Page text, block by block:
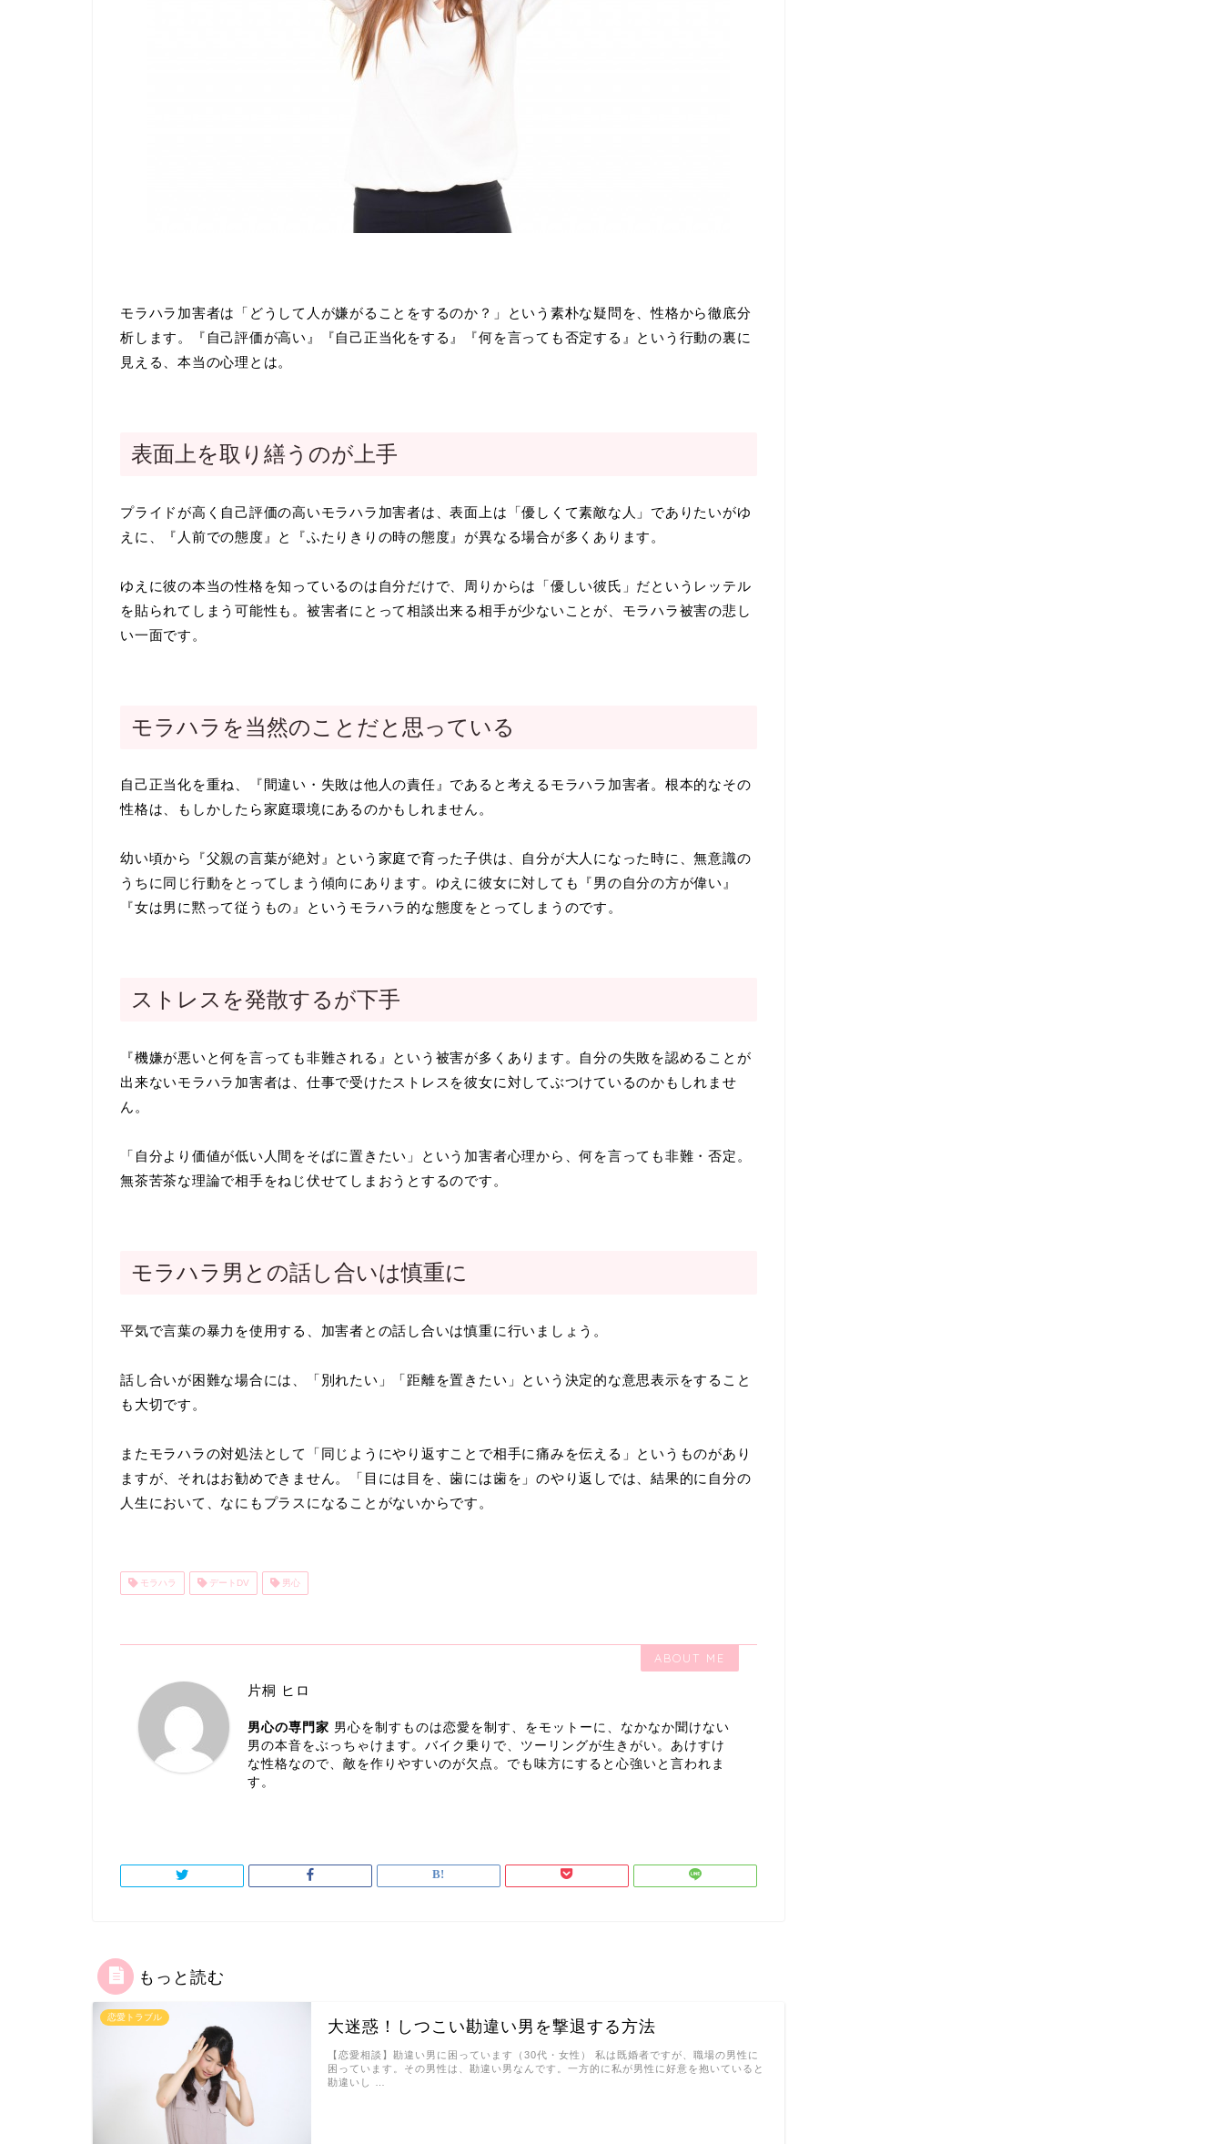
モラハラ加害者は「どうして人が嫌がることをするのか？」という素朴な疑問を、性格から徹底分
析します。『自己評価が高い』『自己正当化をする』『何を言っても否定する』という行動の裏に
見える、本当の心理とは。
表面上を取り繕うのが上手
プライドが高く自己評価の高いモラハラ加害者は、表面上は「優しくて素敵な人」でありたいがゆ
えに、『人前での態度』と『ふたりきりの時の態度』が異なる場合が多くあります。
ゆえに彼の本当の性格を知っているのは自分だけで、周りからは「優しい彼氏」だというレッテル
を貼られてしまう可能性も。被害者にとって相談出来る相手が少ないことが、モラハラ被害の悲し
い一面です。
モラハラを当然のことだと思っている
自己正当化を重ね、『間違い・失敗は他人の責任』であると考えるモラハラ加害者。根本的なその
性格は、もしかしたら家庭環境にあるのかもしれません。
幼い頃から『父親の言葉が絶対』という家庭で育った子供は、自分が大人になった時に、無意識の
うちに同じ行動をとってしまう傾向にあります。ゆえに彼女に対しても『男の自分の方が偉い』
『女は男に黙って従うもの』というモラハラ的な態度をとってしまうのです。
ストレスを発散するが下手
『機嫌が悪いと何を言っても非難される』という被害が多くあります。自分の失敗を認めることが
出来ないモラハラ加害者は、仕事で受けたストレスを彼女に対してぶつけているのかもしれませ
ん。
「自分より価値が低い人間をそばに置きたい」という加害者心理から、何を言っても非難・否定。
無茶苦茶な理論で相手をねじ伏せてしまおうとするのです。
モラハラ男との話し合いは慎重に
平気で言葉の暴力を使用する、加害者との話し合いは慎重に行いましょう。
話し合いが困難な場合には、「別れたい」「距離を置きたい」という決定的な意思表示をすること
も大切です。
またモラハラの対処法として「同じようにやり返すことで相手に痛みを伝える」というものがあり
ますが、それはお勧めできません。「目には目を、歯には歯を」のやり返しでは、結果的に自分の
人生において、なにもプラスになることがないからです。
モラハラ デートDV 男心
ABOUT ME
片桐 ヒロ
男心の専門家 男心を制すものは恋愛を制す、をモットーに、なかなか聞けない
男の本音をぶっちゃけます。バイク乗りで、ツーリングが生きがい。あけすけ
な性格なので、敵を作りやすいのが欠点。でも味方にすると心強いと言われま
す。
もっと読む
恋愛トラブル
大迷惑！しつこい勘違い男を撃退する方法
【恋愛相談】勘違い男に困っています（30代・女性） 私は既婚者ですが、職場の男性に
困っています。その男性は、勘違い男なんです。一方的に私が男性に好意を抱いていると
勘違いし …